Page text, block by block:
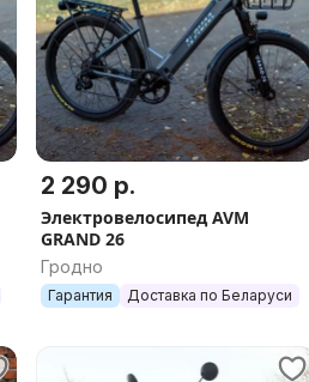
2 290 р.
Электровелосипед AVM
GRAND 26
Гродно
Гарантия Доставка по Беларуси